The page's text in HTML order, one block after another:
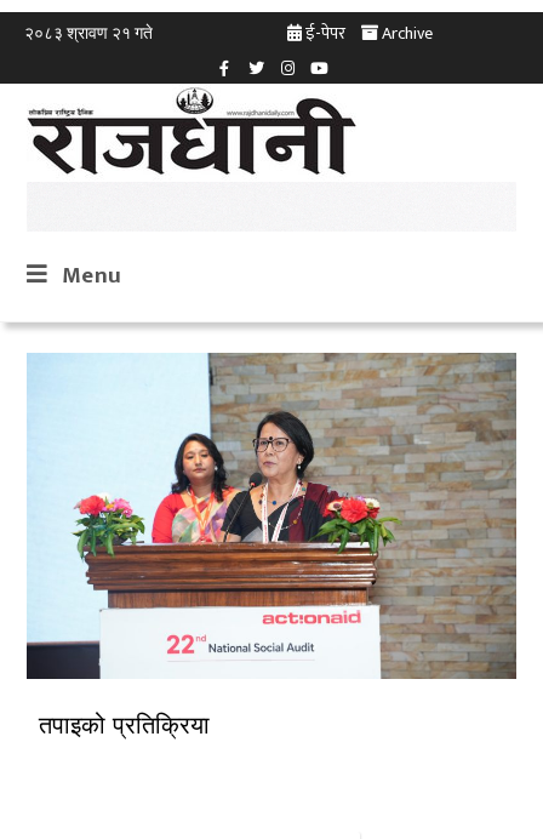
२०८३ श्रावण २१ गते ई-पेपर Archive
Menu
तपाइको प्रतिक्रिया